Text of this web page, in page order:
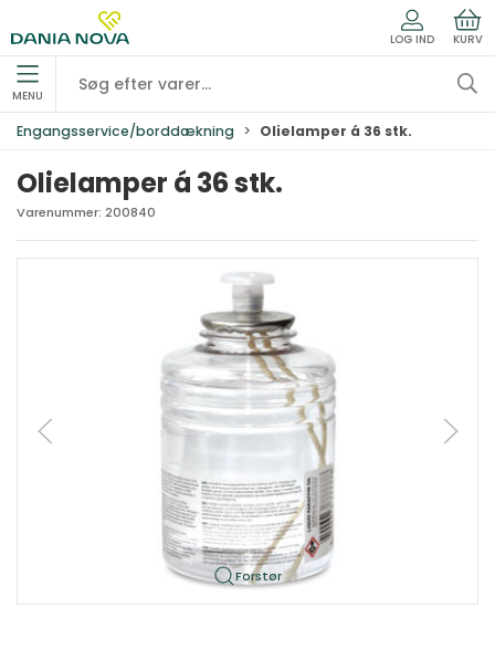
LOG IND KURV
MENU
Engangsservice/borddækning Olielamper á 36 stk.
Olielamper á 36 stk.
Varenummer: 200840
Forstør